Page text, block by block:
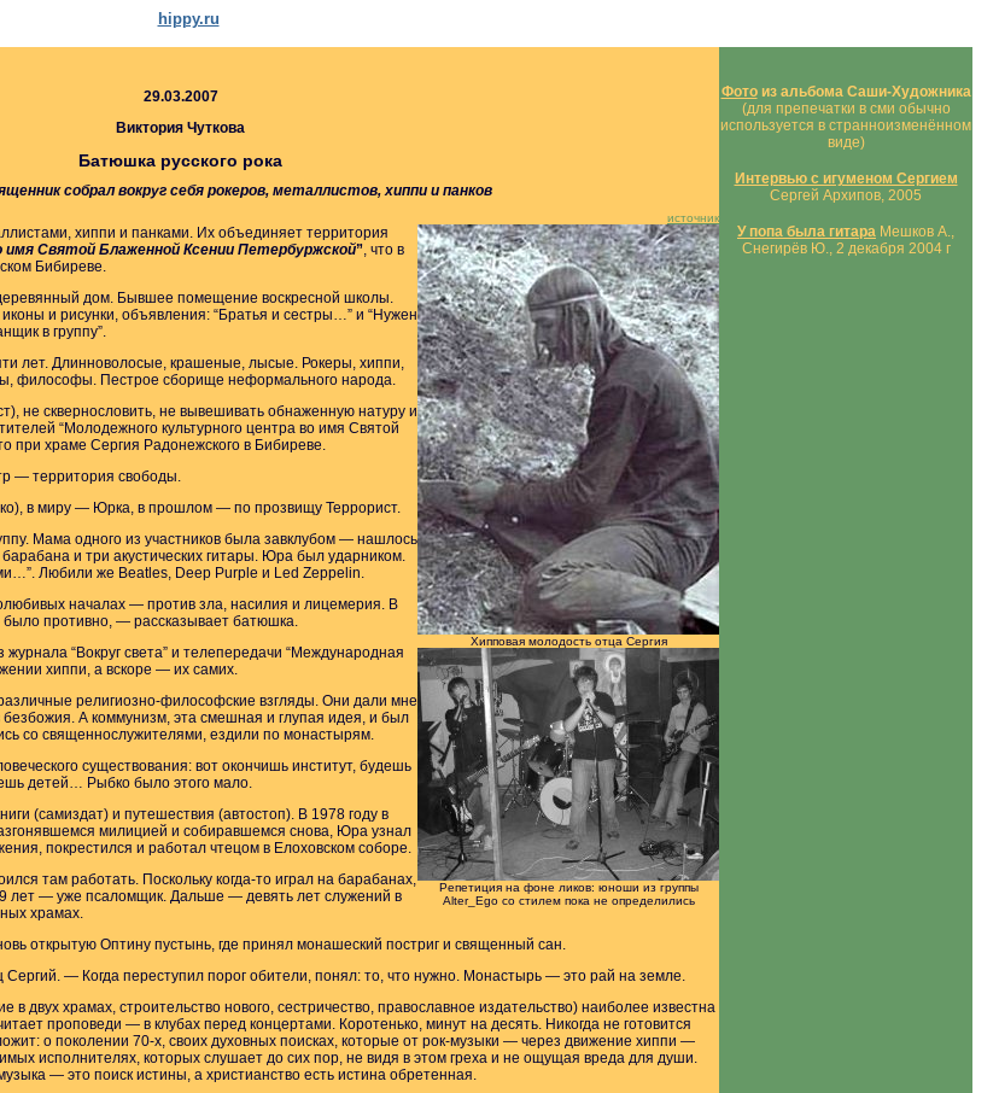
hippy.ru
29.03.2007
Виктория Чуткова
Батюшка русского рока
собрал вокруг себя рокеров, металлистов, хиппи и панков
источник
Хипповая молодость отца Сергия
Репетиция на фоне ликов: юноши из группы
Alter_Ego со стилем пока не определились
хиппи и панками. Их объединяет территория
Святой Блаженной Ксении Петербуржской”, что в
Бибиреве.
дом. Бывшее помещение воскресной школы.
и рисунки, объявления: “Братья и сестры…” и “Нужен
в группу”.
лет. Длинноволосые, крашеные, лысые. Рокеры, хиппи,
философы. Пестрое сборище неформального народа.
не сквернословить, не вывешивать обнаженную натуру и
“Молодежного культурного центра во имя Святой
при храме Сергия Радонежского в Бибиреве.
— территория свободы.
в миру — Юрка, в прошлом — по прозвищу Террорист.
Мама одного из участников была завклубом — нашлось
и три акустических гитары. Юра был ударником.
Любили же Beatles, Deep Purple и Led Zeppelin.
началах — против зла, насилия и лицемерия. В
было противно, — рассказывает батюшка.
“Вокруг света” и телепередачи “Международная
хиппи, а вскоре — их самих.
религиозно-философские взгляды. Они дали мне
А коммунизм, эта смешная и глупая идея, и был
со священнослужителями, ездили по монастырям.
существования: вот окончишь институт, будешь
детей… Рыбко было этого мало.
(самиздат) и путешествия (автостоп). В 1978 году в
милицией и собиравшемся снова, Юра узнал
покрестился и работал чтецом в Елоховском соборе.
там работать. Поскольку когда-то играл на барабанах,
лет — уже псаломщик. Дальше — девять лет служений в
храмах.
открытую Оптину пустынь, где принял монашеский постриг и священный сан.
— Когда переступил порог обители, понял: то, что нужно. Монастырь — это рай на земле.
в двух храмах, строительство нового, сестричество, православное издательство) наиболее известна
проповеди — в клубах перед концертами. Коротенько, минут на десять. Никогда не готовится
о поколении 70-х, своих духовных поисках, которые от рок-музыки — через движение хиппи —
исполнителях, которых слушает до сих пор, не видя в этом греха и не ощущая вреда для души.
— это поиск истины, а христианство есть истина обретенная.
Фотоиз альбома Саши-Художника
(для препечатки в сми обычно
используется в странноизменённом
виде)
Интервью с игуменом Сергием
Сергей Архипов, 2005
У попа была гитара Мешков А.,
Снегирёв Ю., 2 декабря 2004 г